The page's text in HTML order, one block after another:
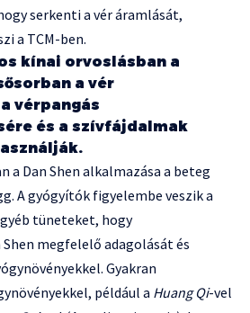
serkenti a vér áramlását,
a TCM-ben.
kínai orvoslásban a
a vér
vérpangás
és a szívfájdalmak
a Dan Shen alkalmazása a beteg
A gyógyítók figyelembe veszik a
tüneteket, hogy
megfelelő adagolását és
Gyakran
például a Huang Qi-vel